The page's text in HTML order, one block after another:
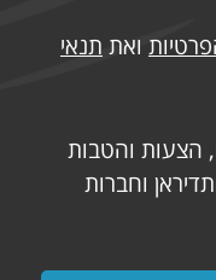
ואת תנאי
הצעות והטבות
וחברות